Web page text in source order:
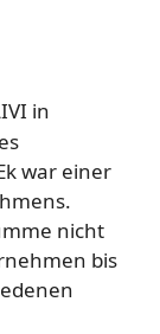
in
war einer
nicht
bis